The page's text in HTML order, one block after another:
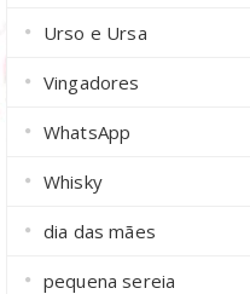
Urso e Ursa
Vingadores
WhatsApp
Whisky
dia das mães
pequena sereia